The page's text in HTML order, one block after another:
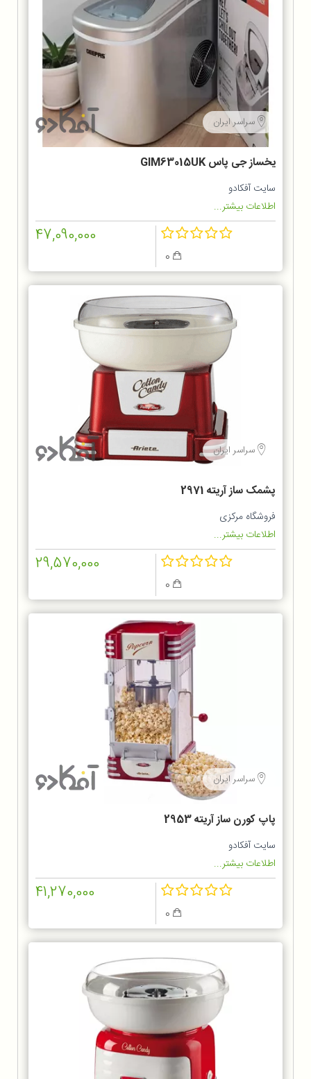
سراسر ایران
یخساز جی پاس GIM63015UK
سایت آفکادو
اطلاعات بیشتر...
47,090,000
سراسر ایران
پشمک ساز آریته 2971
فروشگاه مرکزی
اطلاعات بیشتر...
29,570,000
سراسر ایران
پاپ کورن ساز آریته 2953
سایت آفکادو
اطلاعات بیشتر...
41,270,000